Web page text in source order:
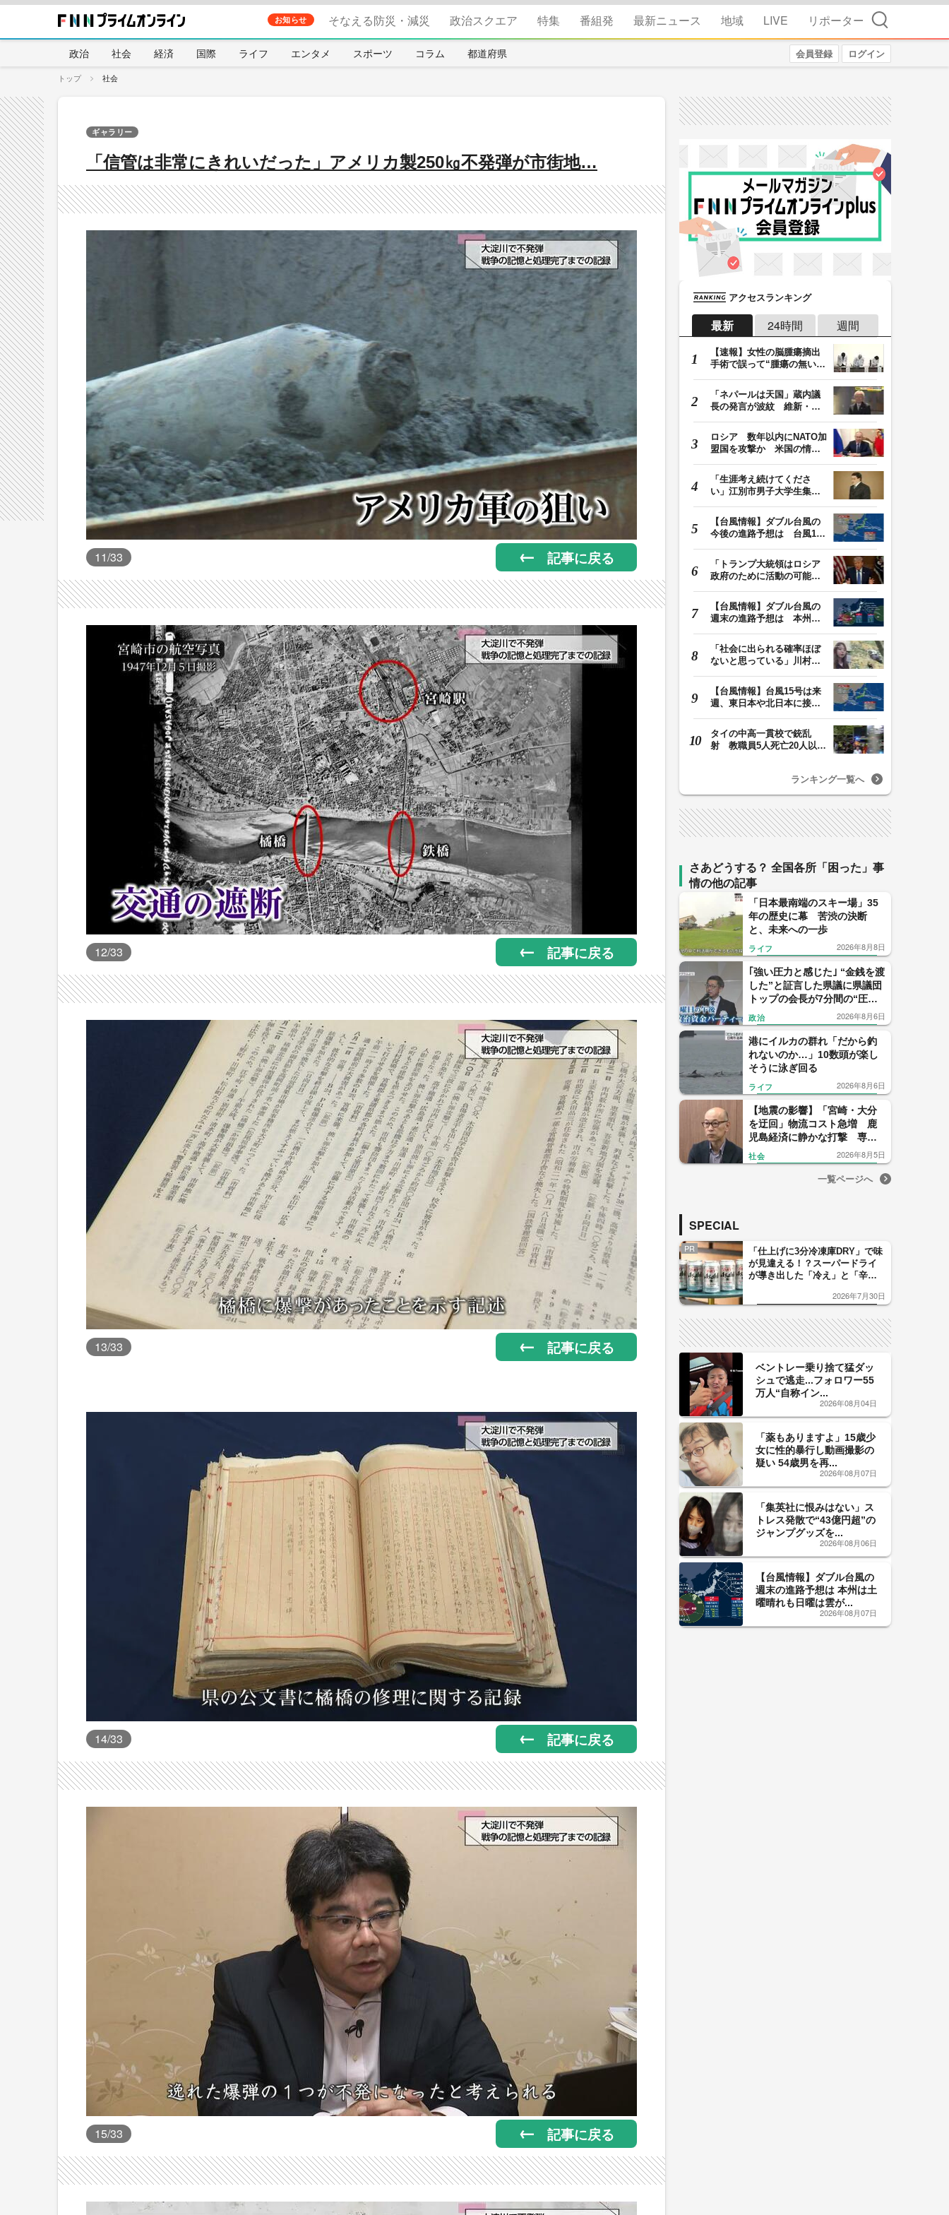
お知らせ そなえる防災・減災 政治スクエア 特集 番組発 最新ニュース 地域 LIVE リポーター 検索
政治 社会 経済 国際 ライフ エンタメ スポーツ コラム 都道府県 会員登録 ログイン
トップ 社会
「信管は非常にきれいだった」アメリカ製250㎏不発弾が市街地…
ギャラリー
11/33 記事に戻る
12/33 記事に戻る
13/33 記事に戻る
14/33 記事に戻る
15/33 記事に戻る
アクセスランキング
最新 24時間 週間
【速報】女性の脳腫瘍摘出
手術で誤って“腫瘍の無い部
「ネパールは天国」蔵内議
長の発言が波紋 維新・吉
ロシア 数年以内にNATO加
盟国を攻撃か 米国の情報
「生涯考え続けてくださ
い」江別市男子大学生集団
【台風情報】ダブル台風の
今後の進路予想は 台風13
「トランプ大統領はロシア
政府のために活動の可能
【台風情報】ダブル台風の
週末の進路予想は 本州は
「社会に出られる確率ほぼ
ないと思っている」川村葉
【台風情報】台風15号は来
週、東日本や北日本に接近
タイの中高一貫校で銃乱
射 教職員5人死亡20人以上
ランキング一覧へ
さあどうする？ 全国各所「困った」事
情の他の記事
「日本最南端のスキー場」35
年の歴史に幕 苦渋の決断
と、未来への一歩
ライフ 2026年8月8日
｢強い圧力と感じた｣ “金銭を渡
した”と証言した県議に県議団
トップの会長が7分間の“圧
力？電話” ｢感情的になった｣
【福岡発】
政治 2026年8月6日
港にイルカの群れ「だから釣
れないのか…」10数頭が楽し
そうに泳ぎ回る
ライフ 2026年8月6日
【地震の影響】「宮崎・大分
を迂回」物流コスト急増 鹿
児島経済に静かな打撃 専門
家「正常化に想定以上の時
間」
社会 2026年8月5日
一覧ページへ
SPECIAL
PR
「仕上げに3分冷凍庫DRY」で味
が見違える！？スーパードライ
が導き出した「冷え」と「辛
した「辛口カーブ」が飲み頃の
2026年7月30日
ベントレー乗り捨て猛ダッ
シュで逃走...フォロワー55
万人“自称イン...
2026年08月04日
「薬もありますよ」15歳少
女に性的暴行し動画撮影の
疑い 54歳男を再...
2026年08月07日
「集英社に恨みはない」ス
トレス発散で“43億円超”の
ジャンプグッズを...
2026年08月06日
【台風情報】ダブル台風の
週末の進路予想は 本州は土
曜晴れも日曜は雲が...
2026年08月07日